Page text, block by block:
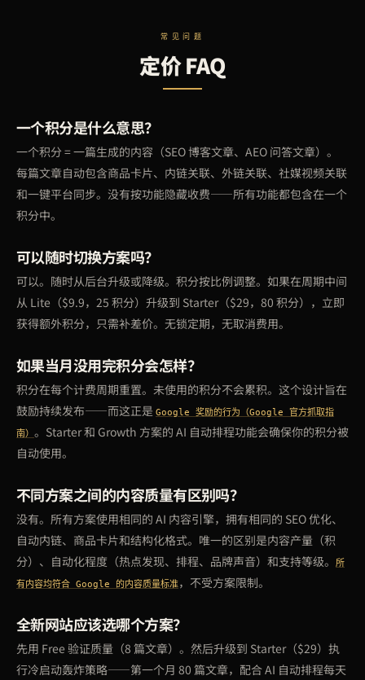
常见问题
定价 FAQ
一个积分是什么意思？
一个积分 = 一篇生成的内容（SEO 博客文章、AEO 问答文章）。
每篇文章自动包含商品卡片、内链关联、外链关联、社媒视频关联
和一键平台同步。没有按功能隐藏收费——所有功能都包含在一个
积分中。
可以随时切换方案吗？
可以。随时从后台升级或降级。积分按比例调整。如果在周期中间
从 Lite（$9.9，25 积分）升级到 Starter（$29，80 积分），立即
获得额外积分，只需补差价。无锁定期，无取消费用。
如果当月没用完积分会怎样？
积分在每个计费周期重置。未使用的积分不会累积。这个设计旨在
鼓励持续发布——而这正是 Google 奖励的行为（Google 官方抓取指
南） 。Starter 和 Growth 方案的 AI 自动排程功能会确保你的积分被
自动使用。
不同方案之间的内容质量有区别吗？
没有。所有方案使用相同的 AI 内容引擎，拥有相同的 SEO 优化、
自动内链、商品卡片和结构化格式。唯一的区别是内容产量（积
分）、自动化程度（热点发现、排程、品牌声音）和支持等级。
所
有内容均符合 Google 的内容质量标准，不受方案限制。
全新网站应该选哪个方案？
先用 Free 验证质量（8 篇文章）。然后升级到 Starter（$29）执
行冷启动轰炸策略——第一个月 80 篇文章，配合 AI 自动排程每天